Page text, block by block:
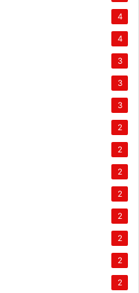
4
4
3
3
3
2
2
2
2
2
2
2
2